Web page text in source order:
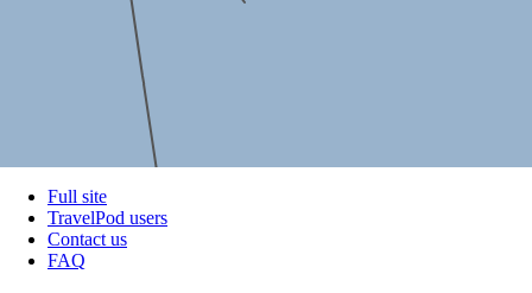
Full site
TravelPod users
Contact us
FAQ